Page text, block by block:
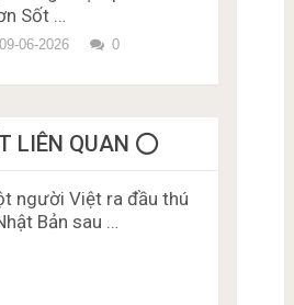
Sốt …
09-06-2026 0
LIÊN QUAN ⭕️
người Việt ra đầu thú
Bản sau …